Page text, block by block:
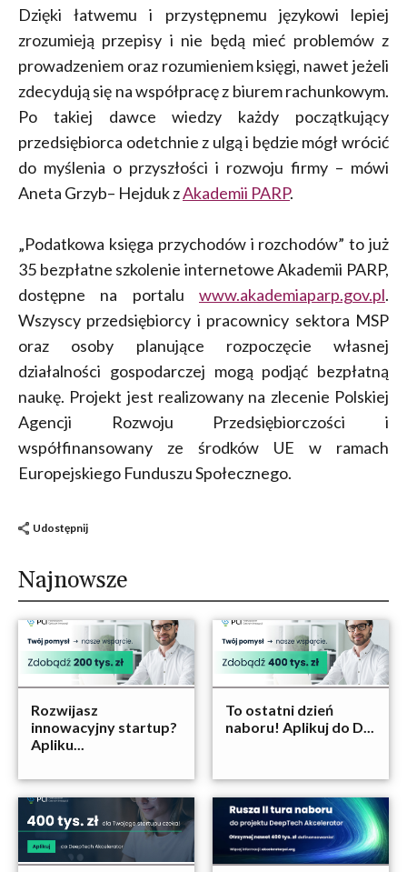
Dzięki łatwemu i przystępnemu językowi lepiej
zrozumieją przepisy i nie będą mieć problemów z
prowadzeniem oraz rozumieniem księgi, nawet jeżeli
zdecydują się na współpracę z biurem rachunkowym.
Po takiej dawce wiedzy każdy początkujący
przedsiębiorca odetchnie z ulgą i będzie mógł wrócić
do myślenia o przyszłości i rozwoju firmy – mówi
Aneta Grzyb– Hejduk zAkademii PARP.
„Podatkowa księga przychodów i rozchodów” to już
35 bezpłatne szkolenie internetowe Akademii PARP,
dostępne na portalu www.akademiaparp.gov.pl.
Wszyscy przedsiębiorcy i pracownicy sektora MSP
oraz osoby planujące rozpoczęcie własnej
działalności gospodarczej mogą podjąć bezpłatną
naukę. Projekt jest realizowany na zlecenie Polskiej
Agencji Rozwoju Przedsiębiorczości i
współfinansowany ze środków UE w ramach
Europejskiego Funduszu Społecznego.
Udostępnij
Najnowsze
Rozwijasz
innowacyjny startup?
Apliku...
To ostatni dzień
naboru! Aplikuj do D...